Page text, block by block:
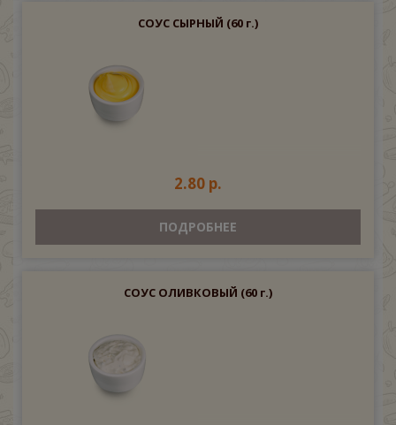
СОУС СЫРНЫЙ (60 г.)
2.80 р.
ПОДРОБНЕЕ
СОУС ОЛИВКОВЫЙ (60 г.)